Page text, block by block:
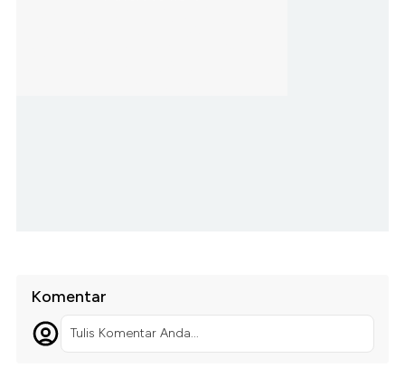
Komentar
Tulis Komentar Anda...